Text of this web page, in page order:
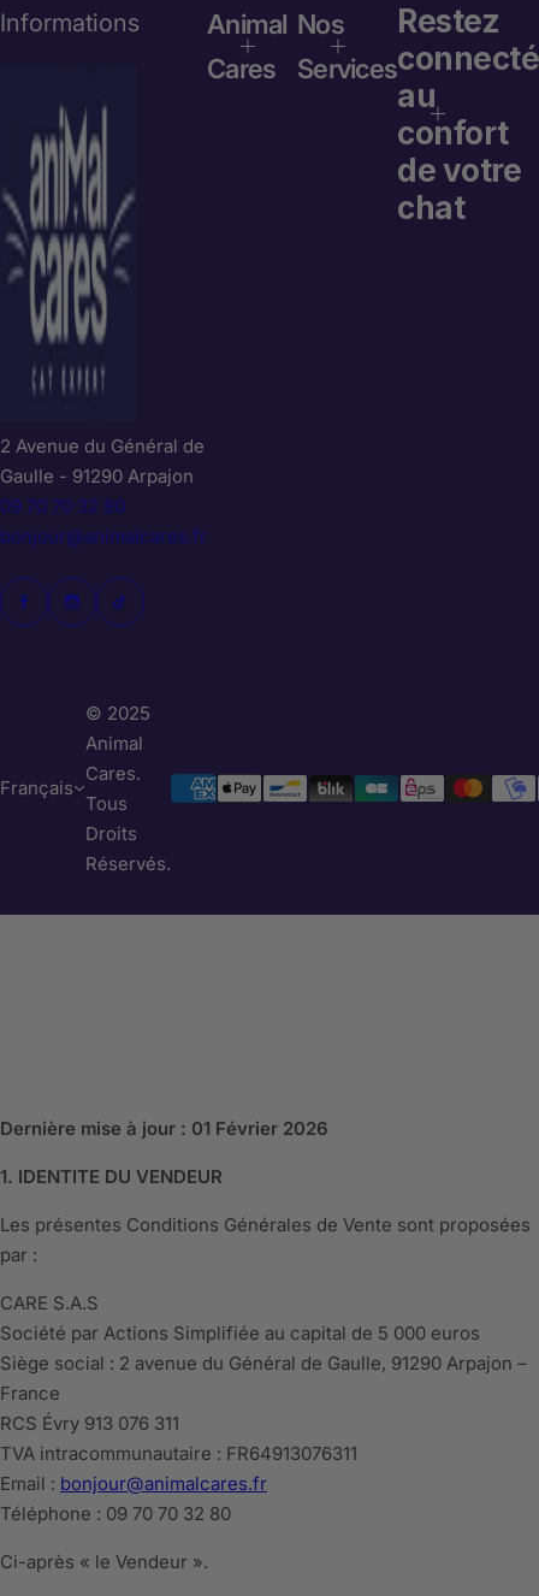
Informations
2 Avenue du Général de
Gaulle - 91290 Arpajon
09 70 70 32 80
bonjour@animalcares.fr
Animal
Cares
Nos
Services
Restez
connecté
au
confort
de votre
chat
Français
© 2025
Animal
Cares.
Tous
Droits
Réservés.
Dernière mise à jour : 01 Février 2026
1. IDENTITE DU VENDEUR
Les présentes Conditions Générales de Vente sont proposées
par :
CARE S.A.S
Société par Actions Simplifiée au capital de 5 000 euros
Siège social : 2 avenue du Général de Gaulle, 91290 Arpajon –
France
RCS Évry 913 076 311
TVA intracommunautaire : FR64913076311
Email : bonjour@animalcares.fr
Téléphone : 09 70 70 32 80
Ci-après « le Vendeur ».